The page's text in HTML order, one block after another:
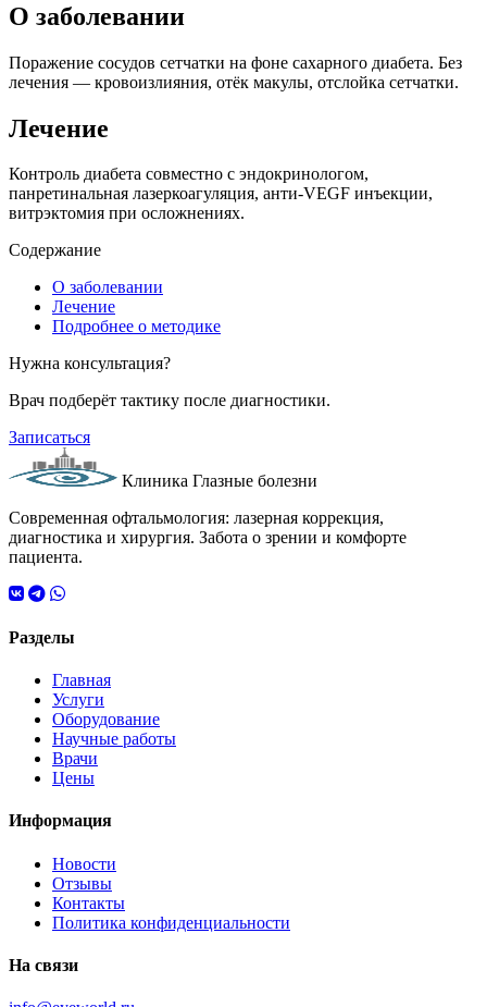
О заболевании
Поражение сосудов сетчатки на фоне сахарного диабета. Без
лечения — кровоизлияния, отёк макулы, отслойка сетчатки.
Лечение
Контроль диабета совместно с эндокринологом,
панретинальная лазеркоагуляция, анти-VEGF инъекции,
витрэктомия при осложнениях.
Содержание
О заболевании
Лечение
Подробнее о методике
Нужна консультация?
Врач подберёт тактику после диагностики.
Записаться
Клиника Глазные болезни
Современная офтальмология: лазерная коррекция,
диагностика и хирургия. Забота о зрении и комфорте
пациента.
Разделы
Главная
Услуги
Оборудование
Научные работы
Врачи
Цены
Информация
Новости
Отзывы
Контакты
Политика конфиденциальности
На связи